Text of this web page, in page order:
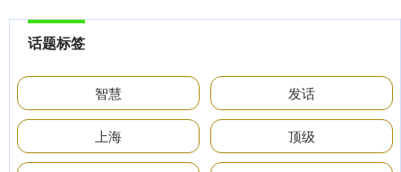
话题标签
智慧 发话
上海 顶级